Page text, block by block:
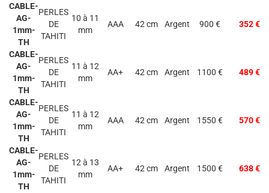
CABLE-
AG-
1mm-
TH
PERLES
DE
TAHITI
10 à 11
mm
AAA 42 cm Argent 900 € 352 €
CABLE-
AG-
1mm-
TH
PERLES
DE
TAHITI
11 à 12
mm
AA+ 42 cm Argent 1100 € 489 €
CABLE-
AG-
1mm-
TH
PERLES
DE
TAHITI
11 à 12
mm
AAA 42 cm Argent 1550 € 570 €
CABLE-
AG-
1mm-
TH
PERLES
DE
TAHITI
12 à 13
mm
AA+ 42 cm Argent 1500 € 638 €